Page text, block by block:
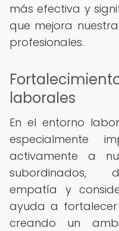
más efectiva y
que mejora
profesionales.
laborales
En el entorno
especialmente
activamente a
subordinados,
empatía y
ayuda a fortalecer
creando un